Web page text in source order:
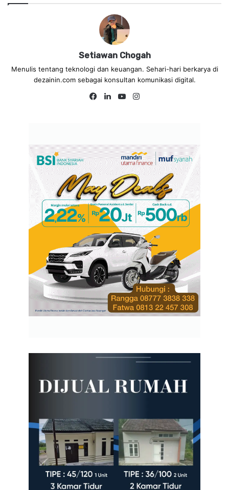
Setiawan Chogah
Menulis tentang teknologi dan keuangan. Sehari-hari berkarya di
dezainin.com sebagai konsultan komunikasi digital.
Fa
Lin
Yo